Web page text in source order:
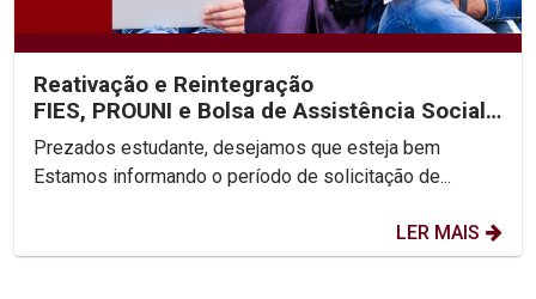
Reativação e Reintegração
FIES, PROUNI e Bolsa de Assistência Social
2025.2
Prezados estudante, desejamos que esteja bem
Estamos informando o período de solicitação de...
LER MAIS